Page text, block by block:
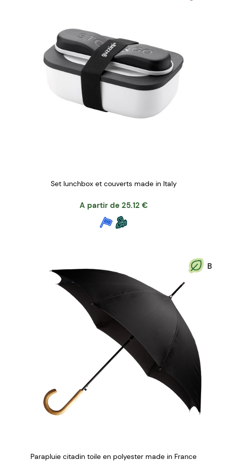
Set lunchbox et couverts made in Italy
A partir de 25.12 €
B
Parapluie citadin toile en polyester made in France